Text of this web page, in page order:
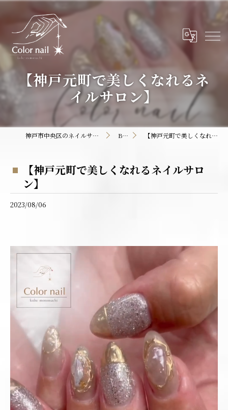
【神戸元町で美しくなれるネ
イルサロン】
神戸市中央区のネイルサロンならColor nail BLOG 【神戸元町で美しくなれるネイルサロン】
【神戸元町で美しくなれるネイルサロ
ン】
2023/08/06